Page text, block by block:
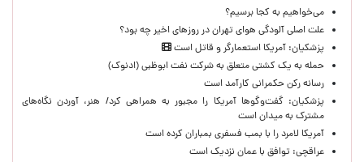
می‌خواهیم به کجا برسیم؟
علت اصلی آلودگی هوای تهران در روزهای اخیر چه بود؟
پزشکیان: آمریکا استعمارگر و قاتل است
حمله به یک کشتی متعلق به شرکت نفت ابوظبی (ادنوک)
رسانه رکن حکمرانی کارآمد است
پزشکیان: گفت‌وگوها آمریکا را مجبور به همراهی کرد/ هنر، آوردن نگاه‌های
مشترک به میدان است
آمریکا لامرد را با بمب فسفری بمباران کرده است
عراقچی: توافق با عمان نزدیک است